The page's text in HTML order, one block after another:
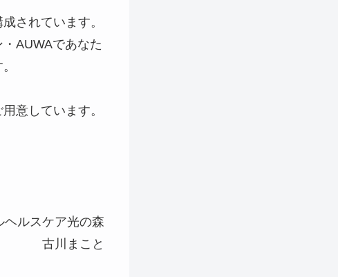
されています。
AUWAであなた
意しています。
ヘルスケア光の森
古川まこと